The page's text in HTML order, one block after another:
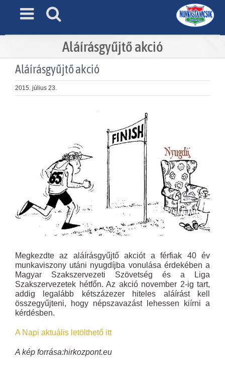
Aláírásgyűjtő akció
Aláírásgyűjtő akció
2015. július 23.
Megkezdte az aláírásgyűjtő akciót a férfiak 40 év
munkaviszony utáni nyugdíjba vonulása érdekében a
Magyar Szakszervezeti Szövetség és a Liga
Szakszervezetek hétfőn. Az akció november 2-ig tart,
addig legalább kétszázezer hiteles aláírást kell
összegyűjteni, hogy népszavazást lehessen kiírni a
kérdésben.
A Napi aktuális letölthető itt
A kép forrása:hirkozpont.eu